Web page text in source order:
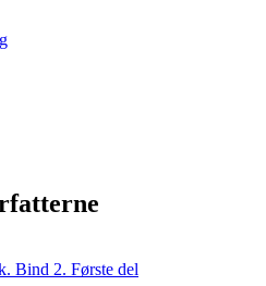
Bind 2. Første del